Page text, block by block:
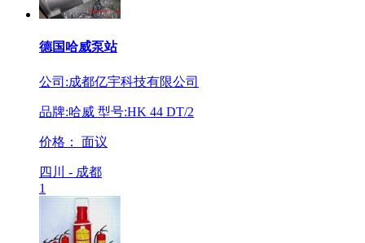
德国哈威泵站
公司:成都亿宇科技有限公司
品牌:哈威 型号:HK 44 DT/2
价格： 面议
四川 - 成都
1